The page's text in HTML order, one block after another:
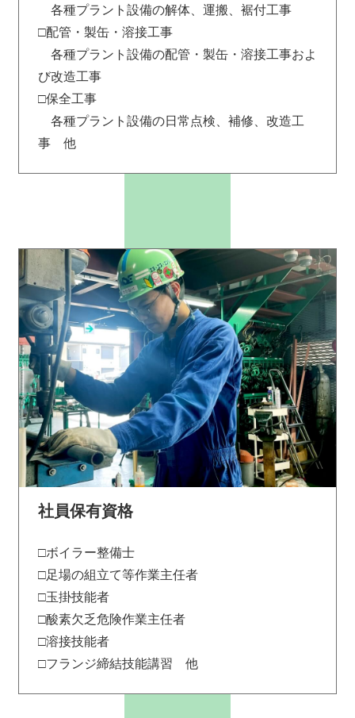
各種プラント設備の解体、運搬、裾付工事
□配管・製缶・溶接工事
各種プラント設備の配管・製缶・溶接工事およ
び改造工事
□保全工事
各種プラント設備の日常点検、補修、改造工
事 他
社員保有資格
□ボイラー整備士
□足場の組立て等作業主任者
□玉掛技能者
□酸素欠乏危険作業主任者
□溶接技能者
□フランジ締結技能講習 他